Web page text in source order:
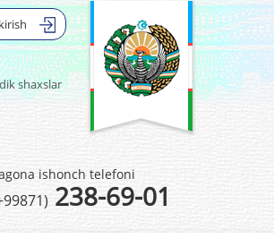
shaxslar
ishonch telefoni
238-69-01